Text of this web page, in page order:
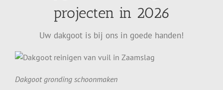
projecten in 2026
Uw dakgoot is bij ons in goede handen!
Dakgoot gronding schoonmaken